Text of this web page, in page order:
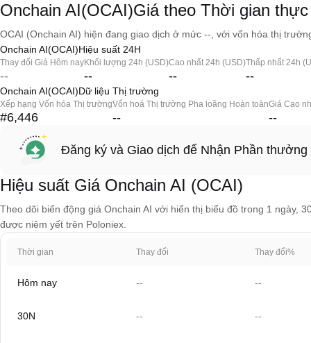
Onchain AI(OCAI)Giá theo Thời gian thực
OCAI (Onchain AI) hiện đang giao dịch ở mức --, với vốn hóa thị
Onchain AI(OCAI)Hiệu suất 24H
Thay đổi Giá Hôm nay
--
Khối lượng 24h (USD)
--
Cao nhất 24h (USD)
--
Thấp nhất 24h
--
Onchain AI(OCAI)Dữ liệu Thị trường
Xếp hạng Vốn hóa Thị trường
#6,446
Vốn hoá Thị trường Pha loãng Hoàn toàn
--
Giá Cao
--
Đăng ký và Giao dịch để Nhận Phần thưởng
Hiệu suất Giá Onchain AI (OCAI)
Theo dõi biến động giá Onchain AI với hiển thị biểu đồ trong 1 ngày,
được niêm yết trên Poloniex.
Thời gian Thay đổi Thay đổi%
Hôm nay -- --
30N -- --